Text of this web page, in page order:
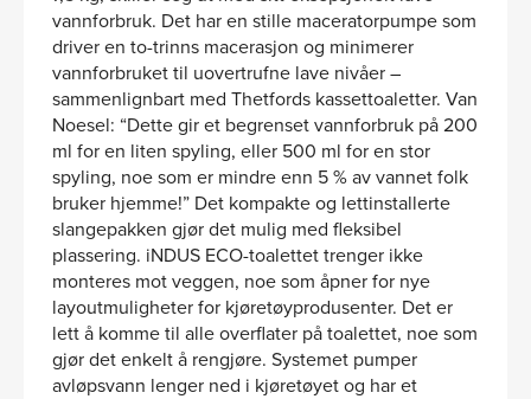
vannforbruk. Det har en stille maceratorpumpe som
driver en to-trinns macerasjon og minimerer
vannforbruket til uovertrufne lave nivåer –
sammenlignbart med Thetfords kassettoaletter. Van
Noesel: “Dette gir et begrenset vannforbruk på 200
ml for en liten spyling, eller 500 ml for en stor
spyling, noe som er mindre enn 5 % av vannet folk
bruker hjemme!” Det kompakte og lettinstallerte
slangepakken gjør det mulig med fleksibel
plassering. iNDUS ECO-toalettet trenger ikke
monteres mot veggen, noe som åpner for nye
layoutmuligheter for kjøretøyprodusenter. Det er
lett å komme til alle overflater på toalettet, noe som
gjør det enkelt å rengjøre. Systemet pumper
avløpsvann lenger ned i kjøretøyet og har et